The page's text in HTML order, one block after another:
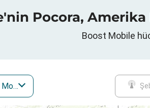
Pocora, Amerika
Boost Mobile
Boost Mobile